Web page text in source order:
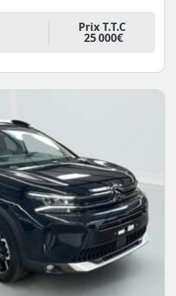
Prix T.T.C
25 000€